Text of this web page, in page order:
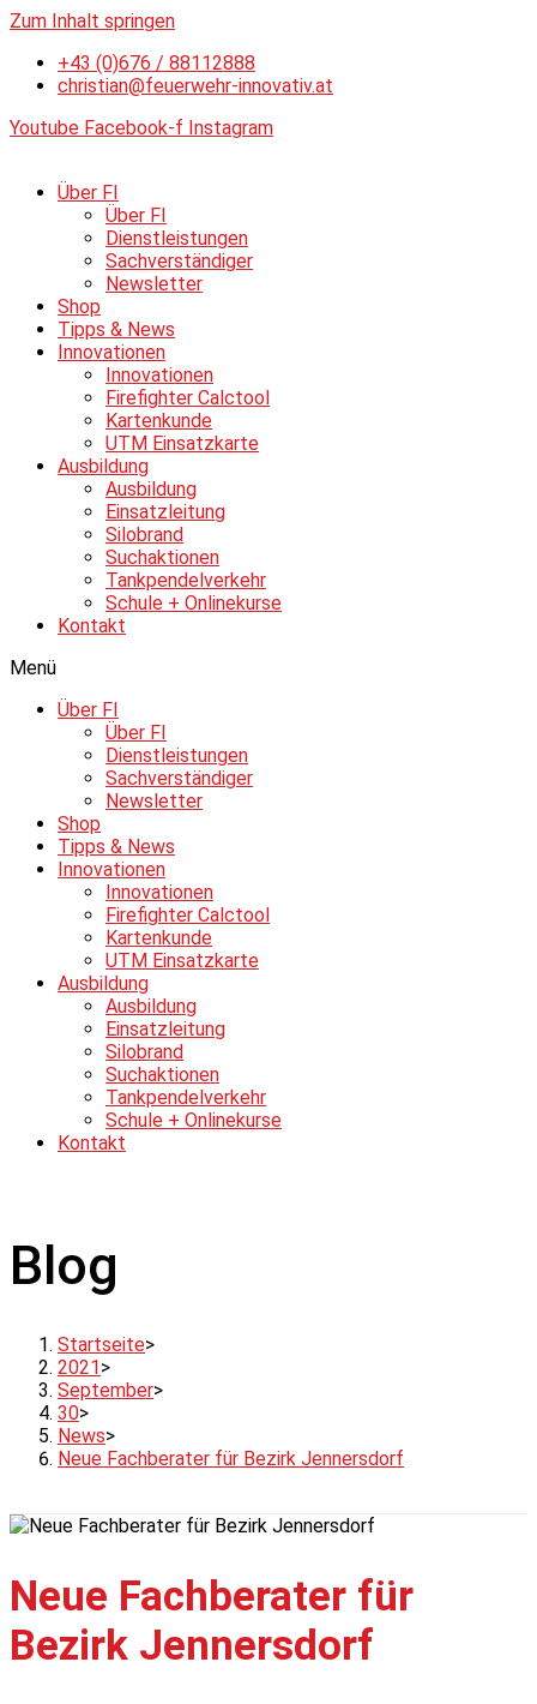
Zum Inhalt springen
+43 (0)676 / 88112888
christian@feuerwehr-innovativ.at
Youtube Facebook-f Instagram
Über FI
Über FI
Dienstleistungen
Sachverständiger
Newsletter
Shop
Tipps & News
Innovationen
Innovationen
Firefighter Calctool
Kartenkunde
UTM Einsatzkarte
Ausbildung
Ausbildung
Einsatzleitung
Silobrand
Suchaktionen
Tankpendelverkehr
Schule + Onlinekurse
Kontakt
Menü
Über FI
Über FI
Dienstleistungen
Sachverständiger
Newsletter
Shop
Tipps & News
Innovationen
Innovationen
Firefighter Calctool
Kartenkunde
UTM Einsatzkarte
Ausbildung
Ausbildung
Einsatzleitung
Silobrand
Suchaktionen
Tankpendelverkehr
Schule + Onlinekurse
Kontakt
Blog
Startseite>
2021 >
September>
30>
News>
Neue Fachberater für Bezirk Jennersdorf
Neue Fachberater für
Bezirk Jennersdorf